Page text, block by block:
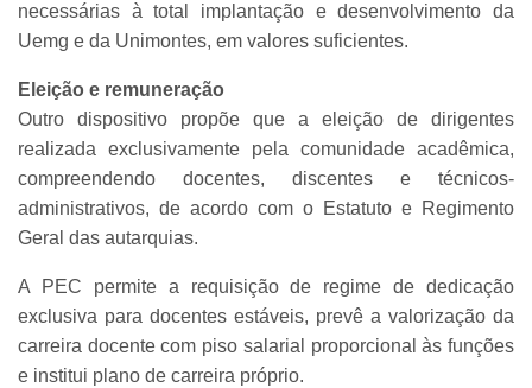
necessárias à total implantação e desenvolvimento da
Uemg e da Unimontes, em valores suficientes.
Eleição e remuneração
Outro dispositivo propõe que a eleição de dirigentes
realizada exclusivamente pela comunidade acadêmica,
compreendendo docentes, discentes e técnicos-
administrativos, de acordo com o Estatuto e Regimento
Geral das autarquias.
A PEC permite a requisição de regime de dedicação
exclusiva para docentes estáveis, prevê a valorização da
carreira docente com piso salarial proporcional às funções
e institui plano de carreira próprio.